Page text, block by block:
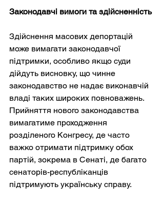
Законодавчі вимоги та здійсненність
Здійснення масових депортацій
може вимагати законодавчої
підтримки, особливо якщо суди
дійдуть висновку, що чинне
законодавство не надає виконавчій
владі таких широких повноважень.
Прийняття нового законодавства
вимагатиме проходження
розділеного Конгресу, де часто
важко отримати підтримку обох
партій, зокрема в Сенаті, де багато
сенаторів-республіканців
підтримують українську справу.